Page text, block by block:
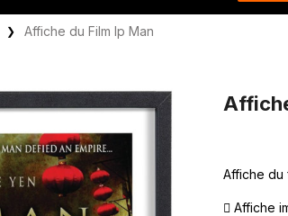
Affiche du Film Ip Man
Affiche du
Affiche